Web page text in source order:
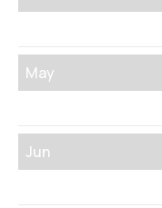
May
Jun